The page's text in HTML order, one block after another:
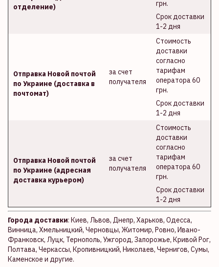
отделение)
грн.
Срок доставки
1-2 дня
Отправка Новой почтой
по Украине (доставка в
почтомат)
за счет
получателя
Стоимость
доставки
согласно
тарифам
оператора 60
грн.
Срок доставки
1-2 дня
Отправка Новой почтой
по Украине (адресная
доставка курьером)
за счет
получателя
Стоимость
доставки
согласно
тарифам
оператора 60
грн.
Срок доставки
1-2 дня
Города доставки: Киев, Львов, Днепр, Харьков, Одесса,
Винница, Хмельницкий, Черновцы, Житомир, Ровно, Ивано-
Франковск, Луцк, Тернополь, Ужгород, Запорожье, Кривой Рог,
Полтава, Черкассы, Кропивницкий, Николаев, Чернигов, Сумы,
Каменское и другие.